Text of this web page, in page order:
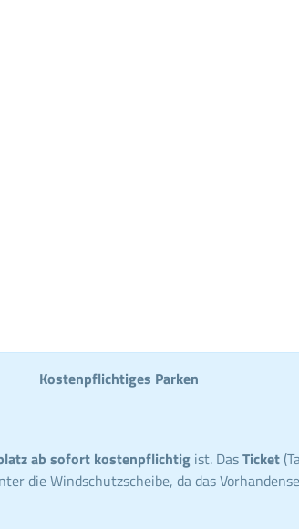
Kostenpflichtiges Parken
ab sofort kostenpflichtig ist. DasTicket
die Windschutzscheibe, da das